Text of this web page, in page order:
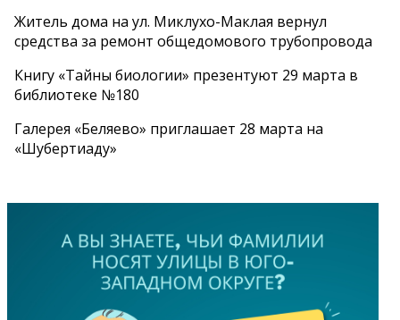
Житель дома на ул. Миклухо-Маклая вернул
средства за ремонт общедомового трубопровода
Книгу «Тайны биологии» презентуют 29 марта в
библиотеке №180
Галерея «Беляево» приглашает 28 марта на
«Шубертиаду»